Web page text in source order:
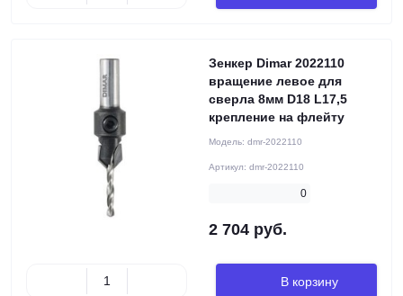
Зенкер Dimar 2022110
вращение левое для
сверла 8мм D18 L17,5
крепление на флейту
Модель: dmr-2022110
Артикул: dmr-2022110
0
2 704 руб.
В корзину